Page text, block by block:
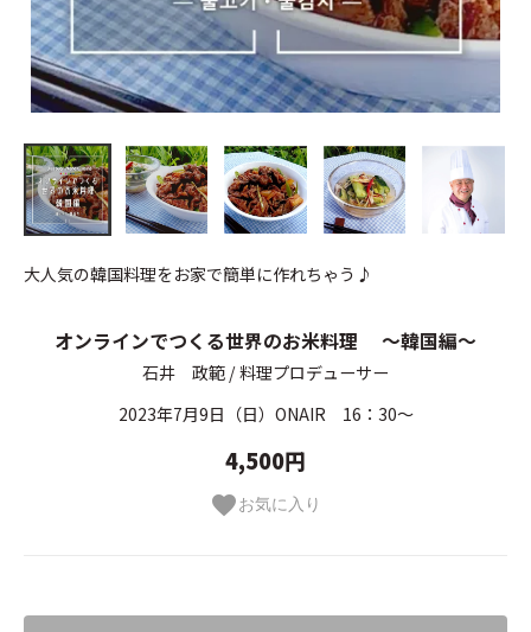
大人気の韓国料理をお家で簡単に作れちゃう♪
オンラインでつくる世界のお米料理 ～韓国編～
石井 政範 / 料理プロデューサー
2023年7月9日（日）ONAIR 16：30～
4,500円
favoriteお気に入り